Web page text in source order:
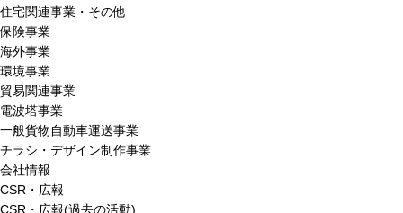
住宅関連事業・その他
保険事業
海外事業
環境事業
貿易関連事業
電波塔事業
一般貨物自動車運送事業
チラシ・デザイン制作事業
会社情報
CSR・広報
CSR・広報(過去の活動)